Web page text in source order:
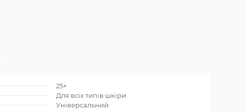
25+
Для всіх типів шкіри
Універсальний